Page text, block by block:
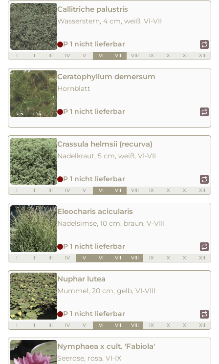
Callitriche palustris
Wasserstern, 4 cm, weiß, VI-VII
P 1 nicht lieferbar
I II III IV V VI VII VIII IX X XI XII
Ceratophyllum demersum
Hornblatt
P 1 nicht lieferbar
Crassula helmsii (recurva)
Nadelkraut, 5 cm, weiß, VI-VII
P 1 nicht lieferbar
I II III IV V VI VII VIII IX X XI XII
Eleocharis acicularis
Nadelsimse, 10 cm, braun, V-VIII
P 1 nicht lieferbar
I II III IV V VI VII VIII IX X XI XII
Nuphar lutea
Mummel, 20 cm, gelb, VI-VIII
P 1 nicht lieferbar
I II III IV V VI VII VIII IX X XI XII
Nymphaea x cult. 'Fabiola'
Seerose, rosa, VI-IX